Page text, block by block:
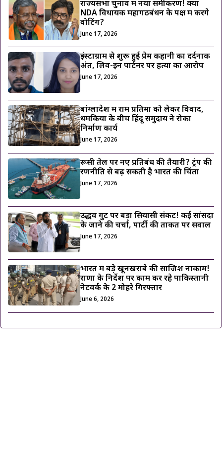
राज्यसभा चुनाव में नया समीकरण! क्या
NDA विधायक महागठबंधन के पक्ष में करेंगे
वोटिंग?
June 17, 2026
इंस्टाग्राम से शुरू हुई प्रेम कहानी का दर्दनाक
अंत, लिव-इन पार्टनर पर हत्या का आरोप
June 17, 2026
बांग्लादेश में राम प्रतिमा को लेकर विवाद,
धमकियों के बीच हिंदू समुदाय ने रोका
निर्माण कार्य
June 17, 2026
रूसी तेल पर नए प्रतिबंध की तैयारी? ट्रंप की
रणनीति से बढ़ सकती है भारत की चिंता
June 17, 2026
उद्धव गुट पर बड़ा सियासी संकट! कई सांसदों
के जाने की चर्चा, पार्टी की ताकत पर सवाल
June 17, 2026
भारत में बड़े खूनखराबे की साजिश नाकाम!
राणा के निर्देश पर काम कर रहे पाकिस्तानी
नेटवर्क के 2 मोहरे गिरफ्तार
June 6, 2026